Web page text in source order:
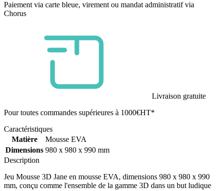
Paiement via carte bleue, virement ou mandat administratif via
Chorus
Livraison gratuite
Pour toutes commandes supérieures à 1000€HT*
Caractéristiques
Matière
Mousse EVA
Dimensions 980 x 980 x 990 mm
Description
Jeu Mousse 3D Jane en mousse EVA, dimensions 980 x 980 x 990
mm, conçu comme l'ensemble de la gamme 3D dans un but ludique